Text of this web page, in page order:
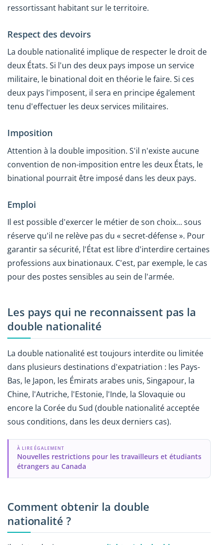
ressortissant habitant sur le territoire.
Respect des devoirs
La double nationalité implique de respecter le droit de
deux États. Si l'un des deux pays impose un service
militaire, le binational doit en théorie le faire. Si ces
deux pays l'imposent, il sera en principe également
tenu d'effectuer les deux services militaires.
Imposition
Attention à la double imposition. S'il n'existe aucune
convention de non-imposition entre les deux États, le
binational pourrait être imposé dans les deux pays.
Emploi
Il est possible d'exercer le métier de son choix… sous
réserve qu'il ne relève pas du « secret-défense ». Pour
garantir sa sécurité, l'État est libre d'interdire certaines
professions aux binationaux. C'est, par exemple, le cas
pour des postes sensibles au sein de l'armée.
Les pays qui ne reconnaissent pas la
double nationalité
La double nationalité est toujours interdite ou limitée
dans plusieurs destinations d'expatriation : les Pays-
Bas, le Japon, les Émirats arabes unis, Singapour, la
Chine, l'Autriche, l'Estonie, l'Inde, la Slovaquie ou
encore la Corée du Sud (double nationalité acceptée
sous conditions, dans les deux derniers cas).
À LIRE ÉGALEMENT
Nouvelles restrictions pour les travailleurs et étudiants
étrangers au Canada
Comment obtenir la double
nationalité ?